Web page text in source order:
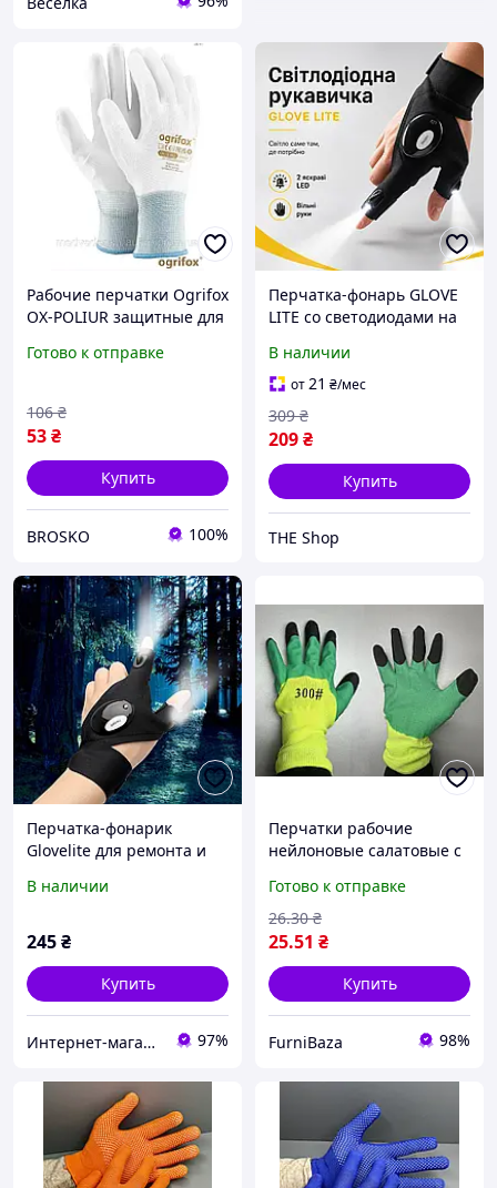
Рабочие перчатки Ogrifox
OX-POLIUR защитные для
прочные и комфортные
Готово к отправке
53₴
106 ₴
Купить
BROSKO 100%
Перчатка-фонарь GLOVE
LITE со светодиодами на
LED-перчатка на
батарейках для ремонта,
рыбалки и работы
В наличии
от21 ₴/мес
209₴
309 ₴
Купить
THE Shop
Перчатка-фонарик
Glovelite для ремонта и
светодиода (205)
В наличии
245₴
Купить
Интернет-магазин EXUS 97%
Перчатки рабочие
нейлоновые салатовые с
ладони и усиленными
пальцами для стройки,
сада и ремонта
Готово к отправке
25.51 ₴
26.30 ₴
Купить
FurniBaza 98%